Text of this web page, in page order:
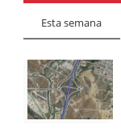
Esta semana